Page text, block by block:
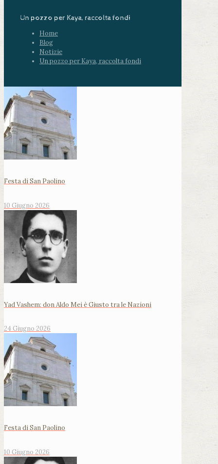
Un pozzo per Kaya, raccolta fondi
Home
Blog
Notizie
Un pozzo per Kaya, raccolta fondi
Festa di San Paolino
10 Giugno 2026
Yad Vashem: don Aldo Mei è Giusto tra le Nazioni
24 Giugno 2026
Festa di San Paolino
10 Giugno 2026